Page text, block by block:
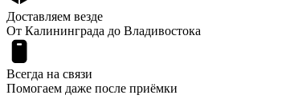
Доставляем везде
От Калининграда до Владивостока
Всегда на связи
Помогаем даже после приёмки